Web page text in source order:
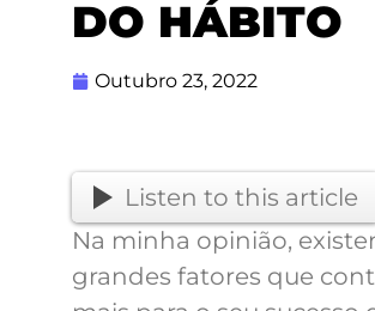
DO HÁBITO
Outubro 23, 2022
Listen to this article
Na minha opinião,
grandes fatores que